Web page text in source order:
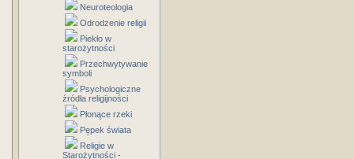
Neuroteologia
Odrodzenie religii
Piekło w
starożytności
Przechwytywanie
symboli
Psychologiczne
źródła religijności
Płonące rzeki
Pępek świata
Religie w
Starożytności -